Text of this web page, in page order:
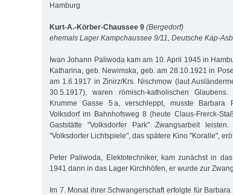
Hamburg
Kurt-A.-Körber-Chaussee 9 (Bergedorf)
ehemals Lager Kampchaussee 9/11, Deutsche Kap-
Iwan Johann Paliwoda kam am 10. April 1945 in
Katharina, geb. Newimska, geb. am 28.10.1921 in
am 1.6.1917 in Zinirz/Krs. Nischmow (laut
30.5.1917), waren römisch-katholischen
Krumme Gasse 5 a, verschleppt, musste Barbara
Volksdorf im Bahnhofsweg 8 (heute Claus-Frerck-
Gaststätte "Volksdorfer Park" Zwangsarbeit
"Volksdorfer Lichtspiele", das spätere Kino "Koralle",
Peter Paliwoda, Elektotechniker, kam zunächst in
1941 dann in das Lager Kirchhöfen, er wurde zur
Im 7. Monat ihrer Schwangerschaft erfolgte für